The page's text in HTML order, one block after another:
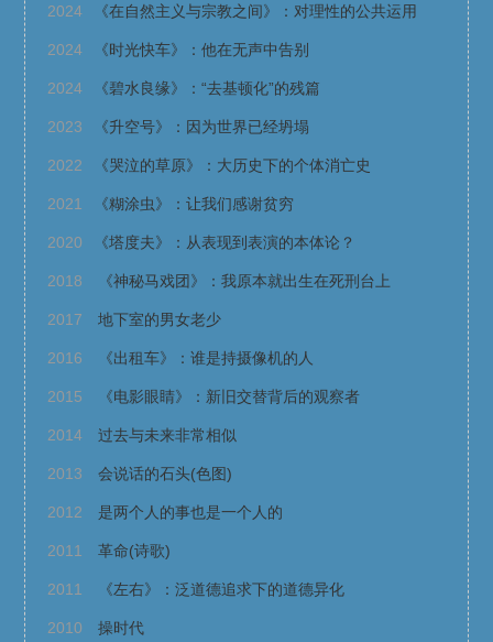
2024 《在自然主义与宗教之间》：对理性的公共运用
2024 《时光快车》：他在无声中告别
2024 《碧水良缘》：“去基顿化”的残篇
2023 《升空号》：因为世界已经坍塌
2022 《哭泣的草原》：大历史下的个体消亡史
2021 《糊涂虫》：让我们感谢贫穷
2020 《塔度夫》：从表现到表演的本体论？
2018 《神秘马戏团》：我原本就出生在死刑台上
2017 地下室的男女老少
2016 《出租车》：谁是持摄像机的人
2015 《电影眼睛》：新旧交替背后的观察者
2014 过去与未来非常相似
2013 会说话的石头(色图)
2012 是两个人的事也是一个人的
2011 革命(诗歌)
2011 《左右》：泛道德追求下的道德异化
2010 操时代